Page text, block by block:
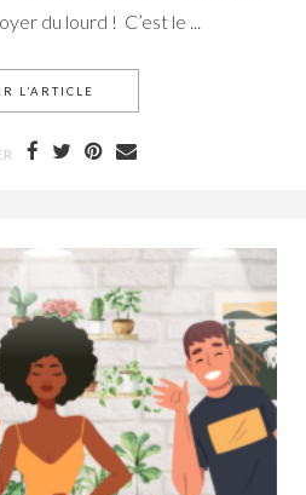
du lourd ! C’est le ...
L’ARTICLE